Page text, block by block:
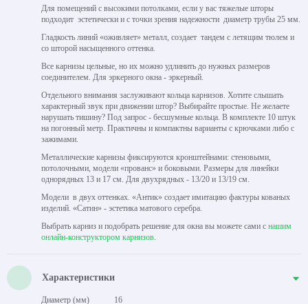
Для помещений с высокими потолками, если у вас тяжелые шторы
подходит эстетически и с точки зрения надежности диаметр трубы 25 мм.
Гладкость линий «оживляет» металл, создает тандем с летящим тюлем и
со шторой насыщенного оттенка.
Все карнизы цельные, но их можно удлинить до нужных размеров
соединителем. Для эркерного окна - эркерный.
Отдельного внимания заслуживают кольца карнизов. Хотите слышать
характерный звук при движении штор? Выбирайте простые. Не желаете
нарушать тишину? Под запрос - бесшумные кольца. В комплекте 10 штук
на погонный метр. Практичны и компактны варианты с крючками либо с
зажимами.
Металлические карнизы фиксируются кронштейнами: стеновыми,
потолочными, модели «прованс» и боковыми. Размеры для линейки
однорядных 13 и 17 см. Для двухрядных - 13/20 и 13/19 см.
Модели в двух оттенках. «Антик» создает имитацию фактуры кованых
изделий. «Сатин» - эстетика матового серебра.
Выбрать карниз и подобрать решение для окна вы можете сами с нашим
онлайн-конструктором карнизов.
Характеристики
Диаметр (мм) 16